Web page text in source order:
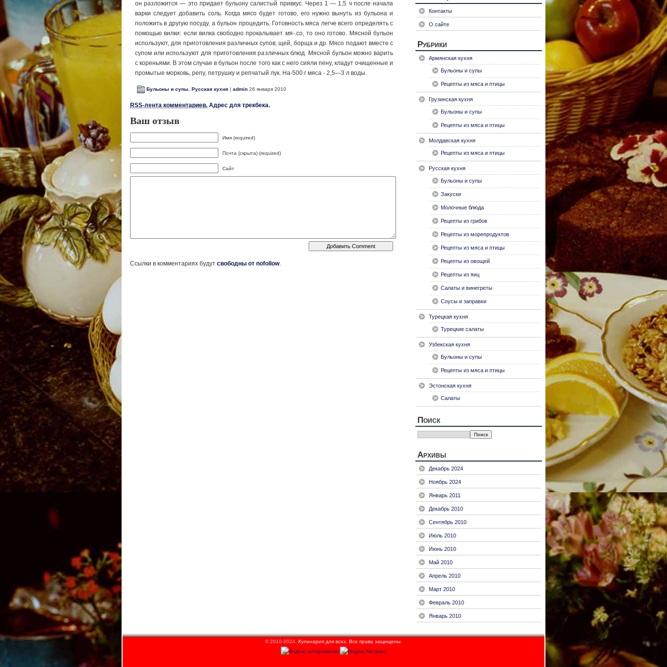
он разложится — это придает бульону са­листый привкус. Через 1 — 1,5 ч после начала
варки сле­дует добавить соль. Когда мясо будет готово, его нужно вынуть из бульона и
положить в другую посуду, а буль­он процедить. Готовность мяса легче всего определять с
помощью вилки: если вилка свободно прокалывает мя-.со, то оно готово. Мясной бульон
используют, для приготовления раз­личных супов, щей, борща и др. Мясо подают вместе с
супом или используют для приготовления различных блюд. Мясной бульон можно варить
с кореньями. В этом случае в бульон после того как с него сияли пену, кладут очищенные и
промытые морковь, репу, петруш­ку и репчатый лук. На-500 г мяса - 2,5—3 л воды.
Бульоны и супы Русская кухня | admin 26 января 2010
RSS-лента комментариев. Адрес для трекбека.
Ваш отзыв
Имя (required)
Почта (скрыта) (required)
Сайт
Ссылки в комментариях будут свободны от nofollow.
Контакты
О сайте
Рубрики
Армянская кухня
Бульоны и супы
Рецепты из мяса и птицы
Грузинская кухня
Бульоны и супы
Рецепты из мяса и птицы
Молдавская кухня
Рецепты из мяса и птицы
Русская кухня
Бульоны и супы
Закуски
Молочные блюда
Рецепты из грибов
Рецепты из морепродуктов
Рецепты из мяса и птицы
Рецепты из овощей
Рецепты из яиц
Салаты и винегреты
Соусы и заправки
Турецкая кухня
Турецкие салаты
Узбекская кухня
Бульоны и супы
Рецепты из мяса и птицы
Эстонская кухня
Салаты
Поиск
Архивы
Декабрь 2024
Ноябрь 2024
Январь 2011
Декабрь 2010
Сентябрь 2010
Июль 2010
Июнь 2010
Май 2010
Апрель 2010
Март 2010
Февраль 2010
Январь 2010
© 2010-2024. Кулинария для всех. Все права защищены.